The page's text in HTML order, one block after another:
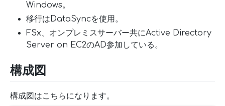
Windows。
移行はDataSyncを使用。
FSx、オンプレミスサーバー共にActive Directory
Server on EC2のAD参加している。
構成図
構成図はこちらになります。